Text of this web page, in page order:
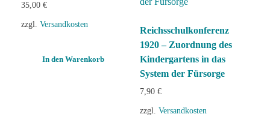
35,00 €
zzgl. Versandkosten
In den Warenkorb
Reichsschulkonferenz
1920 – Zuordnung des
Kindergartens in das
System der Fürsorge
7,90 €
zzgl. Versandkosten